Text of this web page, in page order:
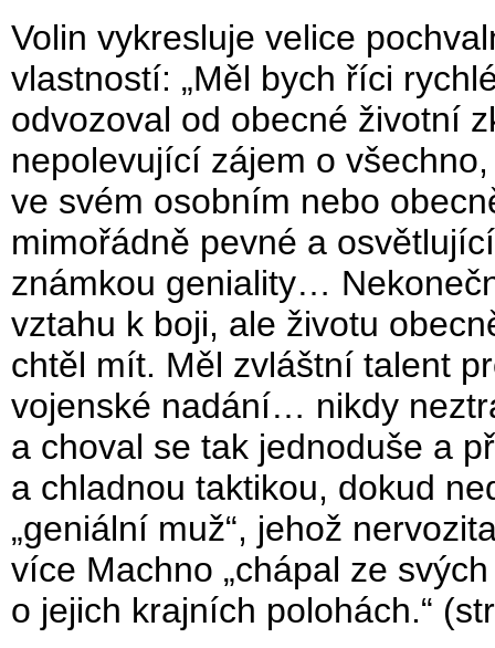
Volin vykresluje velice
vlastností: „Měl bych říci
odvozoval od obecné životní
nepolevující zájem o
ve svém osobním nebo
mimořádně pevné a
známkou geniality…
vztahu k boji, ale životu
chtěl mít. Měl zvláštní talent
vojenské nadání… nikdy
a choval se tak jednoduše a
a chladnou taktikou, dokud
„geniální muž“, jehož
více Machno „chápal ze
o jejich krajních polohách.“